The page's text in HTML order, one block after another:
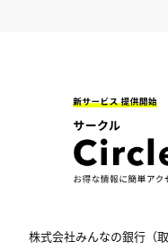
株式会社みんなの銀行（